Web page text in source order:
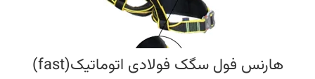
هارنس فول سگک فولادی اتوماتیک(fast)